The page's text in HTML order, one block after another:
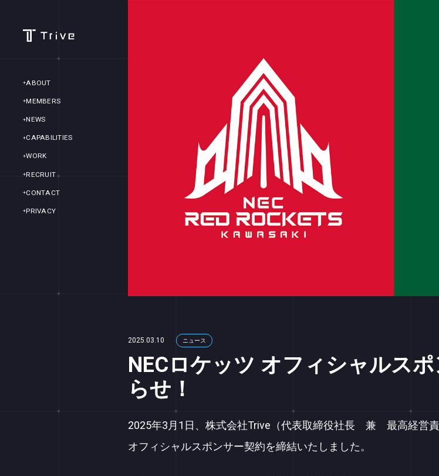
ABOUT
MEMBERS
NEWS
CAPABILITIES
WORK
RECRUIT
CONTACT
PRIVACY
2025.03.10 ニュース
NECロケッツ オフィシャルス
らせ！
2025年3月1日、株式会社Trive（代表取締役社長 兼 最高経営責
オフィシャルスポンサー契約を締結いたしました。